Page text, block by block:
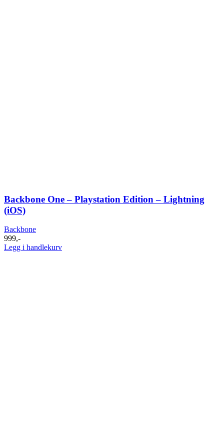
Backbone One – Playstation Edition – Lightning
(iOS)
Backbone
999,-
Legg i handlekurv